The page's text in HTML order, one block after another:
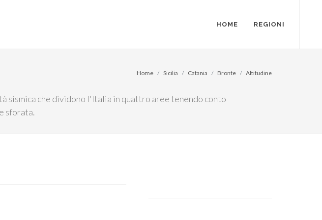
HOME REGIONI
sismica che dividono l'Italia in quattro aree tenendo conto
sforata.
Home Sicilia Catania Bronte Altitudine